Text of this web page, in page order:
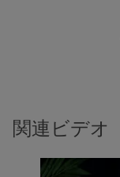
関連ビデオ